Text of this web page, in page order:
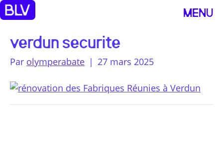
MENU
verdun securite
Par olymperabate | 27 mars 2025